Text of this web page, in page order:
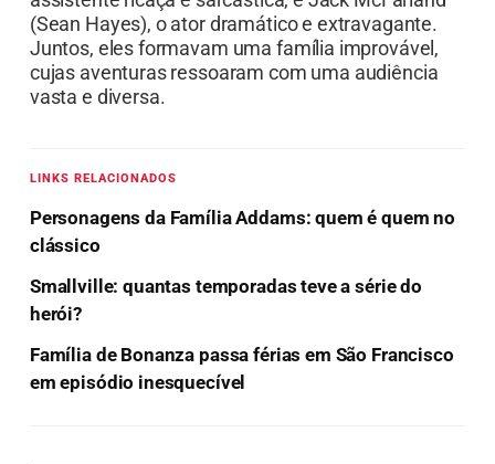
(Sean Hayes), o ator dramático e extravagante.
Juntos, eles formavam uma família improvável,
cujas aventuras ressoaram com uma audiência
vasta e diversa.
LINKS RELACIONADOS
Personagens da Família Addams: quem é quem no
clássico
Smallville: quantas temporadas teve a série do
herói?
Família de Bonanza passa férias em São Francisco
em episódio inesquecível